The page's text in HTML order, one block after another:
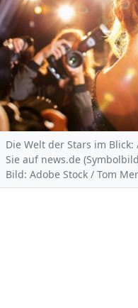
Die Welt der Stars im
Sie auf news.de
Bild: Adobe Stock / Tom